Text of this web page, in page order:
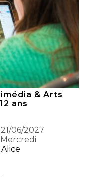
& Arts
ans
06/2027
Mercredi
Alice